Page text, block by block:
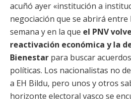
acuñó ayer «institución a
negociación que se abrirá entre
semana y en la que el PNV
reactivación económica y la
Bienestar para buscar
políticas. Los nacionalistas no
a EH Bildu, pero unos y otros
horizonte electoral vasco se